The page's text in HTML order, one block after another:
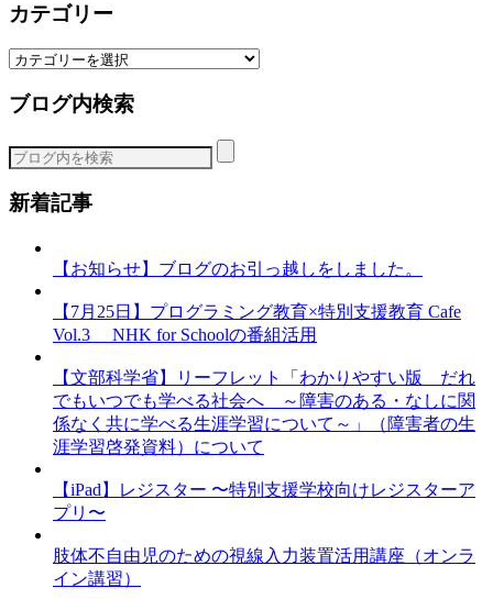
カテゴリー
カ
ゴ
ー
ブログ内検索
新着記事
【お知らせ】ブログのお引っ越しをしました。
【7月25日】プログラミング教育×特別支援教育 Cafe
Vol.3 NHK for Schoolの番組活用
【文部科学省】リーフレット「わかりやすい版 だれ
でもいつでも学べる社会へ ～障害のある・なしに関
係なく共に学べる生涯学習について～」（障害者の生
涯学習啓発資料）について
【iPad】レジスター 〜特別支援学校向けレジスターア
プリ〜
肢体不自由児のための視線入力装置活用講座（オンラ
イン講習）